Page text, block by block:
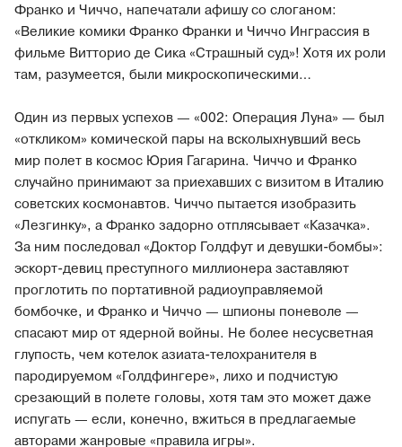
Франко и Чиччо, напечатали афишу со слоганом:
«Великие комики Франко Франки и Чиччо Инграссия в
фильме Витторио де Сика «Страшный суд»! Хотя их роли
там, разумеется, были микроскопическими…
Один из первых успехов — «002: Операция Луна» — был
«откликом» комической пары на всколыхнувший весь
мир полет в космос Юрия Гагарина. Чиччо и Франко
случайно принимают за приехавших с визитом в Италию
советских космонавтов. Чиччо пытается изобразить
«Лезгинку», а Франко задорно отплясывает «Казачка».
За ним последовал «Доктор Голдфут и девушки-бомбы»:
эскорт-девиц преступного миллионера заставляют
проглотить по портативной радиоуправляемой
бомбочке, и Франко и Чиччо — шпионы поневоле —
спасают мир от ядерной войны. Не более несусветная
глупость, чем котелок азиата-телохранителя в
пародируемом «Голдфингере», лихо и подчистую
срезающий в полете головы, хотя там это может даже
испугать — если, конечно, вжиться в предлагаемые
авторами жанровые «правила игры».